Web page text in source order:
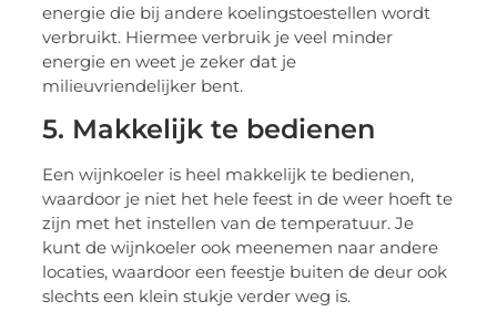
energie die bij andere koelingstoestellen wordt
verbruikt. Hiermee verbruik je veel minder
energie en weet je zeker dat je
milieuvriendelijker bent.
5. Makkelijk te bedienen
Een wijnkoeler is heel makkelijk te bedienen,
waardoor je niet het hele feest in de weer hoeft te
zijn met het instellen van de temperatuur. Je
kunt de wijnkoeler ook meenemen naar andere
locaties, waardoor een feestje buiten de deur ook
slechts een klein stukje verder weg is.